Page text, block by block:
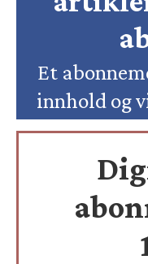
Et
innhold og